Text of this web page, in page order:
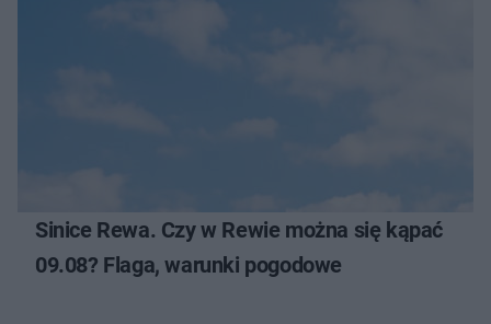
Sinice Rewa. Czy w Rewie można się kąpać
09.08? Flaga, warunki pogodowe